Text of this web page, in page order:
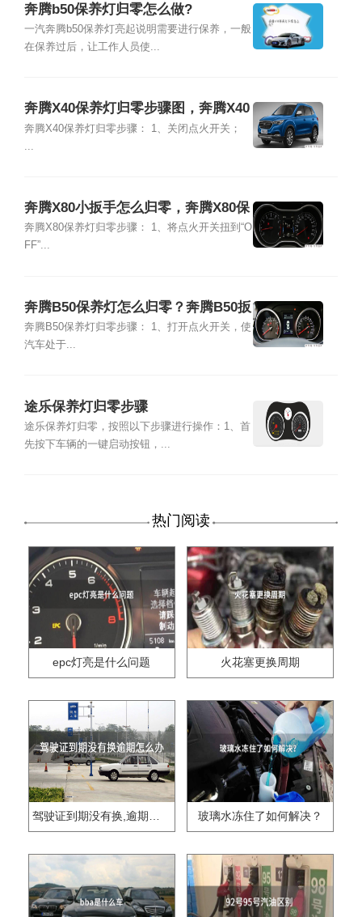
奔腾b50保养灯归零怎么做?
一汽奔腾b50保养灯亮起说明需要进行保养，一般
在保养过后，让工作人员使...
奔腾X40保养灯归零步骤图，奔腾X40
保养扳手怎么消除
奔腾X40保养灯归零步骤： 1、关闭点火开关；
奔腾X80小扳手怎么归零，奔腾X80保
养灯归零步骤
奔腾X80保养灯归零步骤： 1、将点火开关扭到“O
FF”...
奔腾B50保养灯怎么归零？奔腾B50扳
手灯怎么消除
奔腾B50保养灯归零步骤： 1、打开点火开关，使
汽车处于...
途乐保养灯归零步骤
途乐保养灯归零，按照以下步骤进行操作：1、首
先按下车辆的一键启动按钮，...
热门阅读
epc灯亮是什么问题 火花塞更换周期
驾驶证到期没有换,逾期怎么办?? 玻璃水冻住了如何解决？